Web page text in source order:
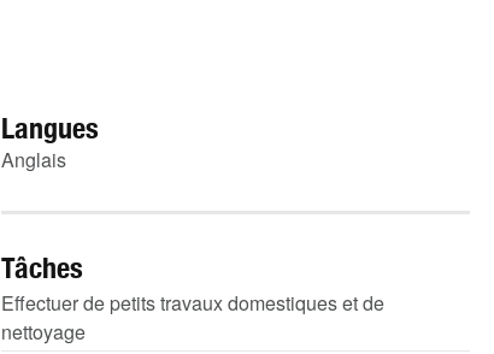
Langues
Anglais
Tâches
Effectuer de petits travaux domestiques et de
nettoyage